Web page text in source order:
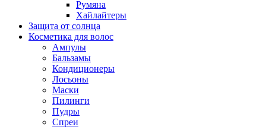
Румяна
Хайлайтеры
Защита от солнца
Косметика для волос
Ампулы
Бальзамы
Кондиционеры
Лосьоны
Маски
Пилинги
Пудры
Спреи